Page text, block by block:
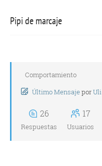
Pipi de marcaje
Comportamiento
Último MensajeporUli
26
Respuestas
17
Usuarios